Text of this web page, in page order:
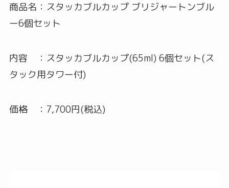
商品名：スタッカブルカップ ブリジャートンブル
ー6個セット
内容 ：スタッカブルカップ(65ml) 6個セット(ス
タック用タワー付)
価格 ：7,700円(税込)